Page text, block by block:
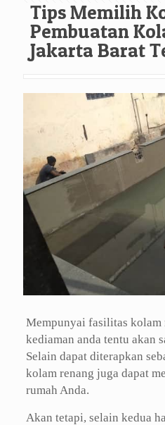
Tips Memilih
Pembuatan
Jakarta Barat
Mempunyai fasilitas
kediaman anda tentu akan
Selain dapat diterapkan
kolam renang juga dapat
rumah Anda.
Akan tetapi, selain kedua